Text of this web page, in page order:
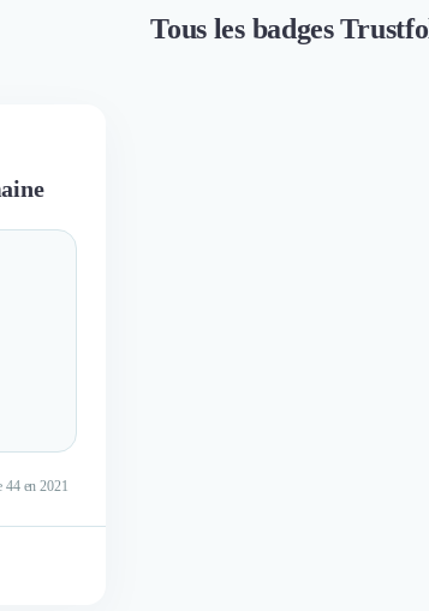
Tous les badges
44 en 2021